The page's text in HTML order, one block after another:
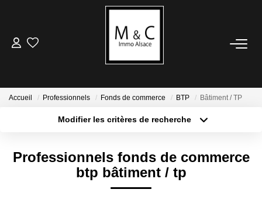
ACHETER
LOUER
Avis De Valeur
Estimation En Ligne
Accueil Professionnels Fonds de commerce BTP Bâtiment / TP
Modifier les critères de recherche
Sélectionnez...
Type de bien
Surface min
Professionnels fonds de commerce
btp bâtiment / tp